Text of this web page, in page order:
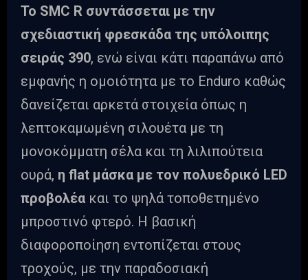
Το SMC R συντάσσεται με την
σχεδιαστική φρεσκάδα της υπόλοιπης
σειράς 390, ενώ είναι κάτι παραπάνω από
εμφανής η ομοιότητα με το Enduro καθώς
δανείζεται αρκετά στοιχεία όπως η
λεπτοκαμωμένη σιλουέτα με τη
μονοκόμματη σέλα και τη λιλιπούτεια
ουρά, η flat μάσκα με τον πολυεδρικό LED
προβολέα και το ψηλά τοποθετημένο
μπροστινό φτερό. Η βασική
διαφοροποίηση εντοπίζεται στους
τροχούς, με την παραδοσιακή